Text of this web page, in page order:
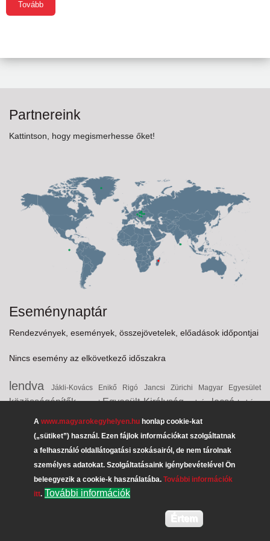
Tovább
Partnereink
Kattintson, hogy megismerhesse őket!
Eseménynaptár
Rendezvények, események, összejövetelek, előadások időpontjai
Nincs esemény az elkövetkező időszakra
lendvaJákli-Kovács Enikő Rigó Jancsi Zürichi Magyar Egyesület
közösségépítőkreceptEgyesült KirálysággulyáslecsóLukács
AntoinetterétesDr. Vencser LászlólángosVukovári Magyarok
Egyesületeinterjúchesterdr. Smuk Andrásdödölle
palacsinta
ErdélyBurg-Kastl Alumni
Zakuszka
Uruguay levesdesszert
ausztria BUOD
A www.magyarokegyhelyen.hu honlap cookie-kat
(„sütiket”) használ. Ezen fájlok információkat szolgáltatnak
a felhasználó oldallátogatási szokásairól, de nem tárolnak
személyes adatokat. Szolgáltatásaink igénybevételével Ön
beleegyezik a cookie-k használatába. További információk
itt. További információk
Értem